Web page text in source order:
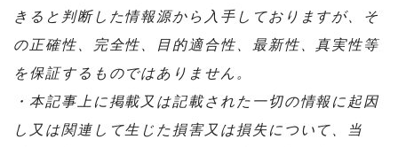
きると判断した情報源から入手しておりますが、そ
の正確性、完全性、目的適合性、最新性、真実性等
を保証するものではありません。
・本記事上に掲載又は記載された一切の情報に起因
し又は関連して生じた損害又は損失について、当